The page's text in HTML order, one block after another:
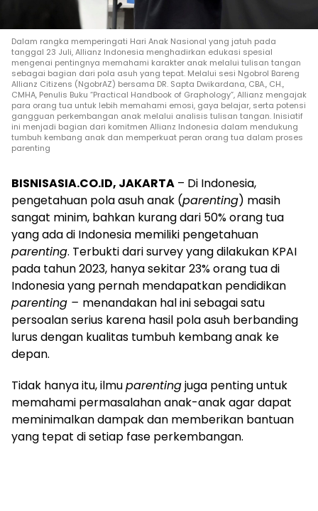
Dalam rangka memperingati Hari Anak Nasional yang jatuh pada
tanggal 23 Juli, Allianz Indonesia menghadirkan edukasi spesial
mengenai pentingnya memahami karakter anak melalui tulisan tangan
sebagai bagian dari pola asuh yang tepat. Melalui sesi Ngobrol Bareng
Allianz Citizens (NgobrAZ) bersama DR. Sapta Dwikardana, CBA., CH.,
CMHA, Penulis Buku “Practical Handbook of Graphology”, Allianz mengajak
para orang tua untuk lebih memahami emosi, gaya belajar, serta potensi
gangguan perkembangan anak melalui analisis tulisan tangan. Inisiatif
ini menjadi bagian dari komitmen Allianz Indonesia dalam mendukung
tumbuh kembang anak dan memperkuat peran orang tua dalam proses
parenting
BISNISASIA.CO.ID, JAKARTA – Di Indonesia,
pengetahuan pola asuh anak (parenting) masih
sangat minim, bahkan kurang dari 50% orang tua
yang ada di Indonesia memiliki pengetahuan
parenting. Terbukti dari survey yang dilakukan KPAI
pada tahun 2023, hanya sekitar 23% orang tua di
Indonesia yang pernah mendapatkan pendidikan
parenting – menandakan hal ini sebagai satu
persoalan serius karena hasil pola asuh berbanding
lurus dengan kualitas tumbuh kembang anak ke
depan.
Tidak hanya itu, ilmuparentingjuga penting untuk
memahami permasalahan anak-anak agar dapat
meminimalkan dampak dan memberikan bantuan
yang tepat di setiap fase perkembangan.